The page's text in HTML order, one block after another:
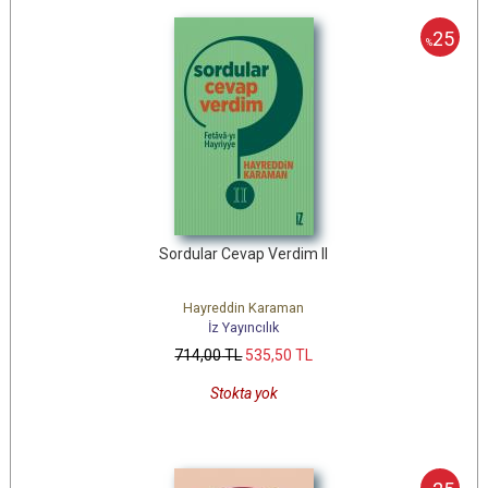
%25
Sordular Cevap Verdim II
Hayreddin Karaman
İz Yayıncılık
714,00TL 535,50 TL
Stokta yok